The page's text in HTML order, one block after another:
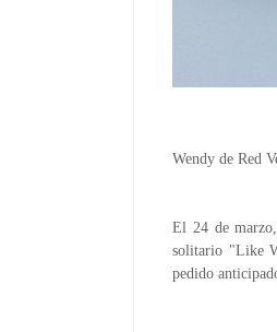
Wendy de Red
El 24 de
solitario "Like
pedido